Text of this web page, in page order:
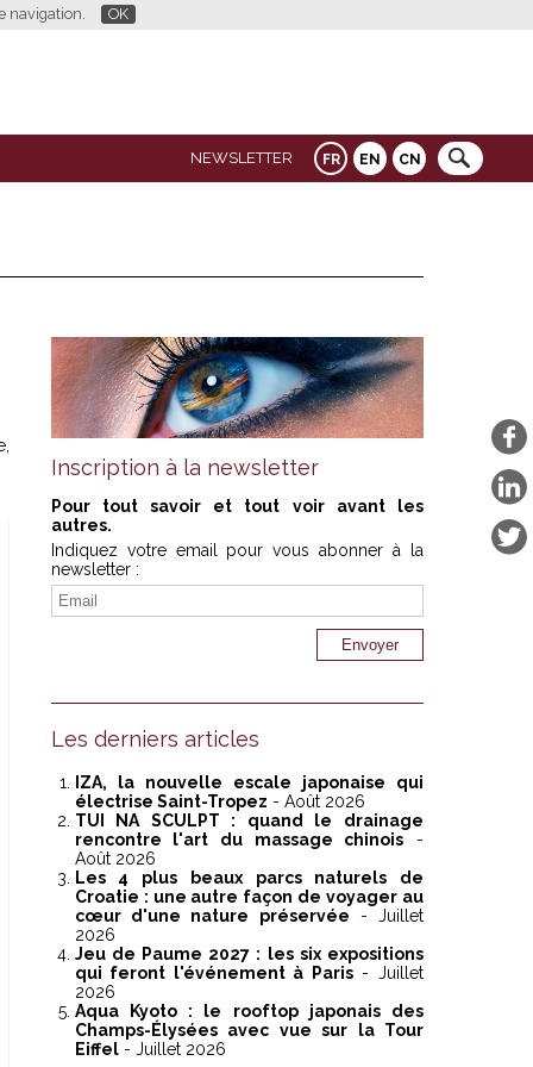
navigation. OK
FR EN CN
NEWSLETTER
Inscription à la newsletter
Pour tout savoir et tout voir avant les
autres.
Indiquez votre email pour vous abonner à la
newsletter :
Les derniers articles
IZA, la nouvelle escale japonaise qui
électrise Saint-Tropez - Août 2026
TUI NA SCULPT : quand le drainage
rencontre l'art du massage chinois -
Août 2026
Les 4 plus beaux parcs naturels de
Croatie : une autre façon de voyager au
cœur d'une nature préservée - Juillet
2026
Jeu de Paume 2027 : les six expositions
qui feront l'événement à Paris- Juillet
2026
Aqua Kyoto : le rooftop japonais des
Champs-Élysées avec vue sur la Tour
Eiffel- Juillet 2026